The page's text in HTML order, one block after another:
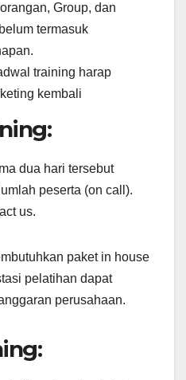
Group, dan
termasuk
training harap
kembali
dua hari tersebut
peserta (on call).
us.
paket in house
pelatihan dapat
perusahaan.